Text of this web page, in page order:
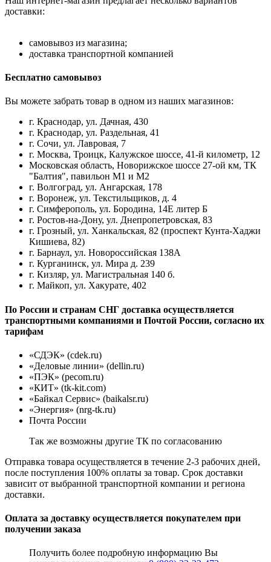
доставки:
самовывоз из магазина;
доставка транспортной компанией
Бесплатно самовывоз
Вы можете забрать товар в одном из наших магазинов:
г. Краснодар, ул. Дачная, 430
г. Краснодар, ул. Раздельная, 41
г. Сочи, ул. Лавровая, 7
г. Москва, Троицк, Калужское шоссе, 41-й километр, 12
Московская область, Новорижское шоссе 27-ой км, ТК
"Балтия", павильон М1 и М2
г. Волгоград, ул. Ангарская, 178
г. Воронеж, ул. Текстильщиков, д. 4
г. Симферополь, ул. Бородина, 14Е литер Б
г. Ростов-на-Дону, ул. Днепропетровская, 83
г. Грозный, ул. Ханкальская, 82 (проспект Кунта-Хаджи
Кишиева, 82)
г. Барнаул, ул. Новороссийская 138А
г. Курганинск, ул. Мира д. 239
г. Кизляр, ул. Магистральная 140 б.
г. Майкоп, ул. Хакурате, 402
По России и странам СНГ доставка осуществляется
транспортными компаниями и Почтой России, согласно их
тарифам
«СДЭК» (cdek.ru)
«Деловые линии» (dellin.ru)
«ПЭК» (pecom.ru)
«КИТ» (tk-kit.com)
«Байкал Сервис» (baikalsr.ru)
«Энергия» (nrg-tk.ru)
Почта России
Так же возможны другие ТК по согласованию
Отправка товара осуществляется в течение 2-3 рабочих дней,
после поступления 100% оплаты за товар. Срок доставки
зависит от выбранной транспортной компании и региона
доставки.
Оплата за доставку осуществляется покупателем при
получении заказа
Получить более подробную информацию Вы